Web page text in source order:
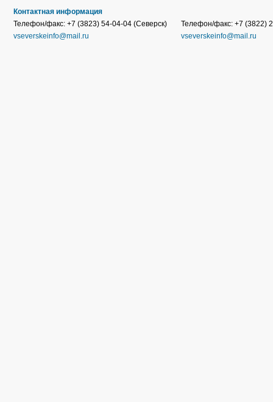
Контактная информация
Телефон/факс: +7 (3823) 54-04-04 (Северск)
vseverskeinfo@mail.ru
Телефон/факс: +7 (3822)
vseverskeinfo@mail.ru